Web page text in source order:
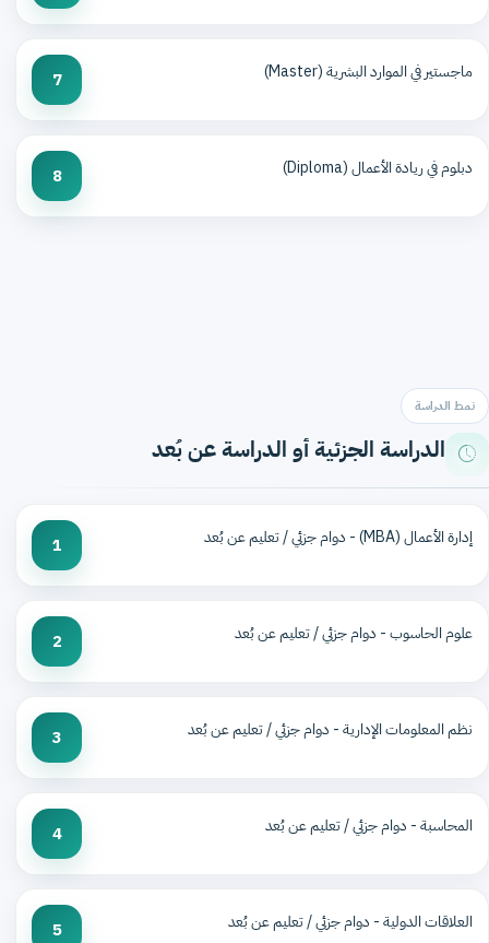
ماجستير في الموارد البشرية (Master) 7
دبلوم في ريادة الأعمال (Diploma) 8
نمط الدراسة
الدراسة الجزئية أو الدراسة عن بُعد
إدارة الأعمال (MBA) - دوام جزئي / تعليم عن بُعد 1
علوم الحاسوب - دوام جزئي / تعليم عن بُعد 2
نظم المعلومات الإدارية - دوام جزئي / تعليم عن بُعد 3
المحاسبة - دوام جزئي / تعليم عن بُعد 4
العلاقات الدولية - دوام جزئي / تعليم عن بُعد 5